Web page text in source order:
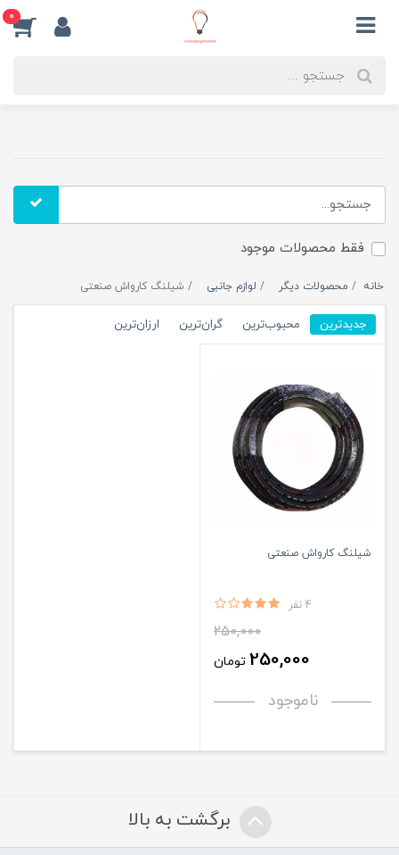
0
فقط محصولات موجود
خانه محصولات دیگر لوازم جانبی شیلنگ کارواش صنعتی
جدیدترین محبوب‌ترین گران‌ترین ارزان‌ترین
شیلنگ کارواش صنعتی
4 نفر
250,000
250,000 تومان
ناموجود
برگشت به بالا